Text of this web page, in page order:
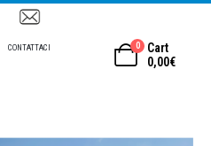
CONTATTACI 0
Cart
0,00€